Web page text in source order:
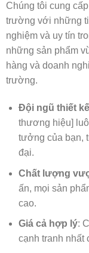
Chúng tôi cung
trường với những
nghiệm và uy tín
những sản phẩm
hàng và doanh
trường.
Đội ngũ thiết
thương hiệu]
tưởng của bạn,
đại.
Chất lượng
ấn, mọi sản
cao.
Giá cả hợp lý:
cạnh tranh nhất